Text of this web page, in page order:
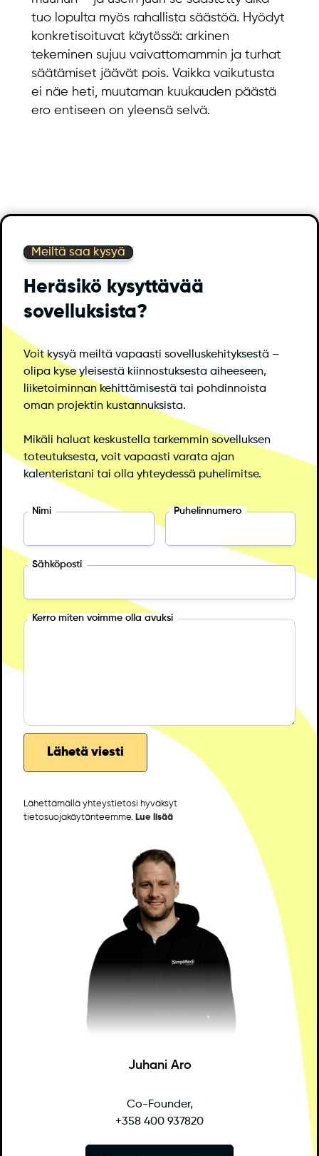
tuo lopulta myös rahallista säästöä. Hyödyt
konkretisoituvat käytössä: arkinen
tekeminen sujuu vaivattomammin ja turhat
säätämiset jäävät pois. Vaikka vaikutusta
ei näe heti, muutaman kuukauden päästä
ero entiseen on yleensä selvä.
Meiltä saa kysyä
Heräsikö kysyttävää
sovelluksista?
Voit kysyä meiltä vapaasti sovelluskehityksestä –
olipa kyse yleisestä kiinnostuksesta aiheeseen,
liiketoiminnan kehittämisestä tai pohdinnoista
oman projektin kustannuksista.
Mikäli haluat keskustella tarkemmin sovelluksen
toteutuksesta, voit vapaasti varata ajan
kalenteristani tai olla yhteydessä puhelimitse.
Nimi Puhelinnumero
Sähköposti
Kerro miten voimme olla avuksi
Lähettämällä yhteystietosi hyväksyt
tietosuojakäytänteemme. Lue lisää
Juhani Aro
Co-Founder,
+358 400 937820